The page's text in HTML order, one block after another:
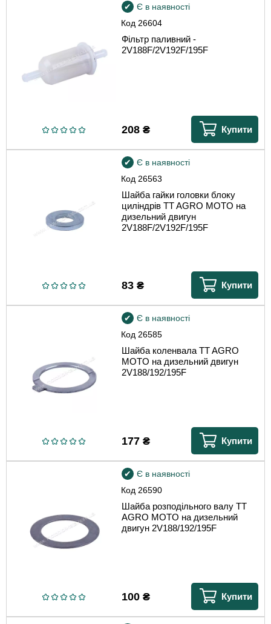
Код 26604
Є в наявності
Фільтр паливний -
2V188F/2V192F/195F
208₴ Купити
Код 26563
Є в наявності
Шайба гайки головки блоку
циліндрів TT AGRO MOTO на
дизельний двигун
2V188F/2V192F/195F
83₴ Купити
Код 26585
Є в наявності
Шайба коленвала TT AGRO
MOTO на дизельний двигун
2V188/192/195F
177₴ Купити
Код 26590
Є в наявності
Шайба розподільного валу TT
AGRO MOTO на дизельний
двигун 2V188/192/195F
100₴ Купити